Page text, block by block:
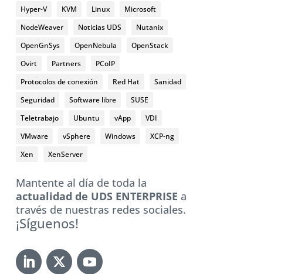
Hyper-V
KVM Linux
Microsoft
NodeWeaver
Noticias UDS
Nutanix
OpenGnSys
OpenNebula
OpenStack
Ovirt
Partners
PCoIP
Protocolos de conexión
Red Hat
Sanidad
Seguridad
Software libre
SUSE
Teletrabajo
Ubuntu vApp
VDI
VMware
vSphere Windows
XCP-ng
Xen
XenServer
Mantente al día de toda la
actualidad de UDS ENTERPRISE a
través de nuestras redes sociales.
¡Síguenos!